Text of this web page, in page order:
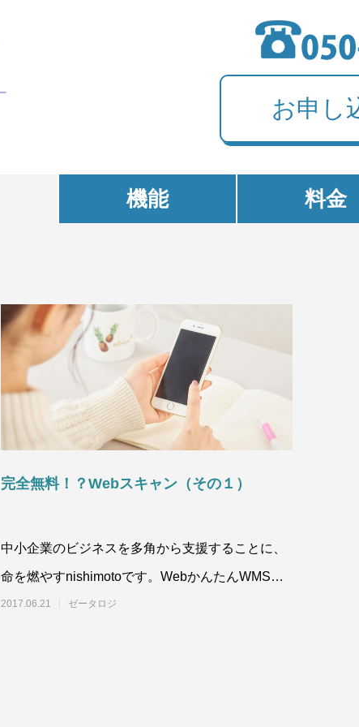
お申し
機能 料金
完全無料！？Webスキャン（その１）
中小企業のビジネスを多角から支援することに、
命を燃やすnishimotoです。WebかんたんWMSの
強力な相棒をご紹介します。
2017.06.21 ゼータロジ